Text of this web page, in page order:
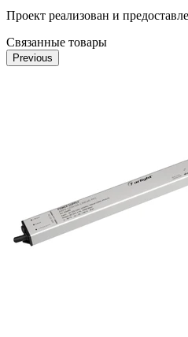
Проект реализован и
Связанные товары
Previous